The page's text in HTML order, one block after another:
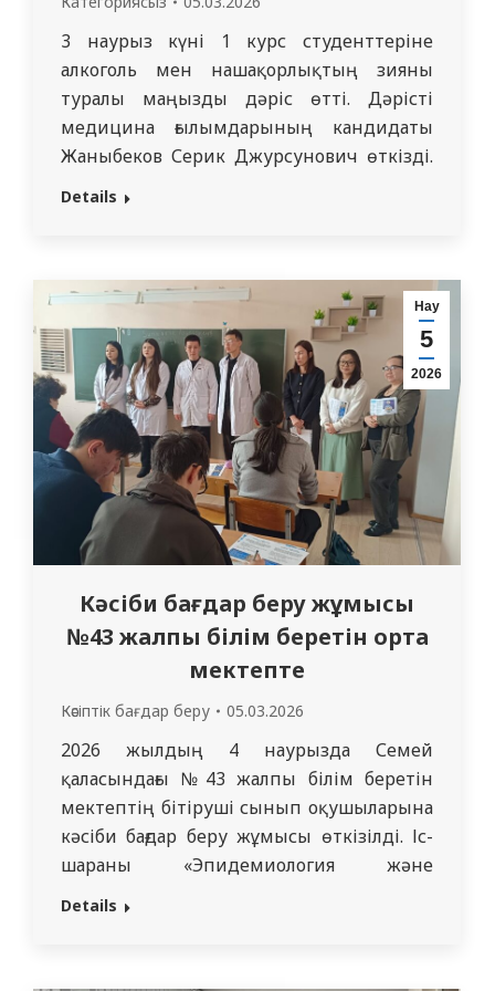
3 наурыз күні 1 курс студенттеріне
алкоголь мен нашақорлықтың зияны
туралы маңызды дәріс өтті. Дәрісті
медицина ғылымдарының кандидаты
Жаныбеков Серик Джурсунович өткізді.
Кездесу барысында алкоголь мен есірткі
қарастырылды. Дәрістің
ұйымдастырушылары — ЖББП
кафедрасының меңгерушісі, п.ғ.к.
Жорокпаева М.Д., PhD Абишева Ж.Н.,
сондай-ақ оқытушылар Толеубаева…
Details
Нау
5
2026
Кәсіби бағдар беру жұмысы
№43 жалпы білім беретін орта
мектепте
Кәсіптік бағдар беру 05.03.2026
2026 жылдың 4 наурызда Семей
қаласындағы №43 жалпы білім беретін
мектептің бітіруші сынып оқушыларына
кәсіби бағдар беру жұмысы өткізілді. Іс-
шараны «Эпидемиология және
биостатистика» кафедрасының
Details